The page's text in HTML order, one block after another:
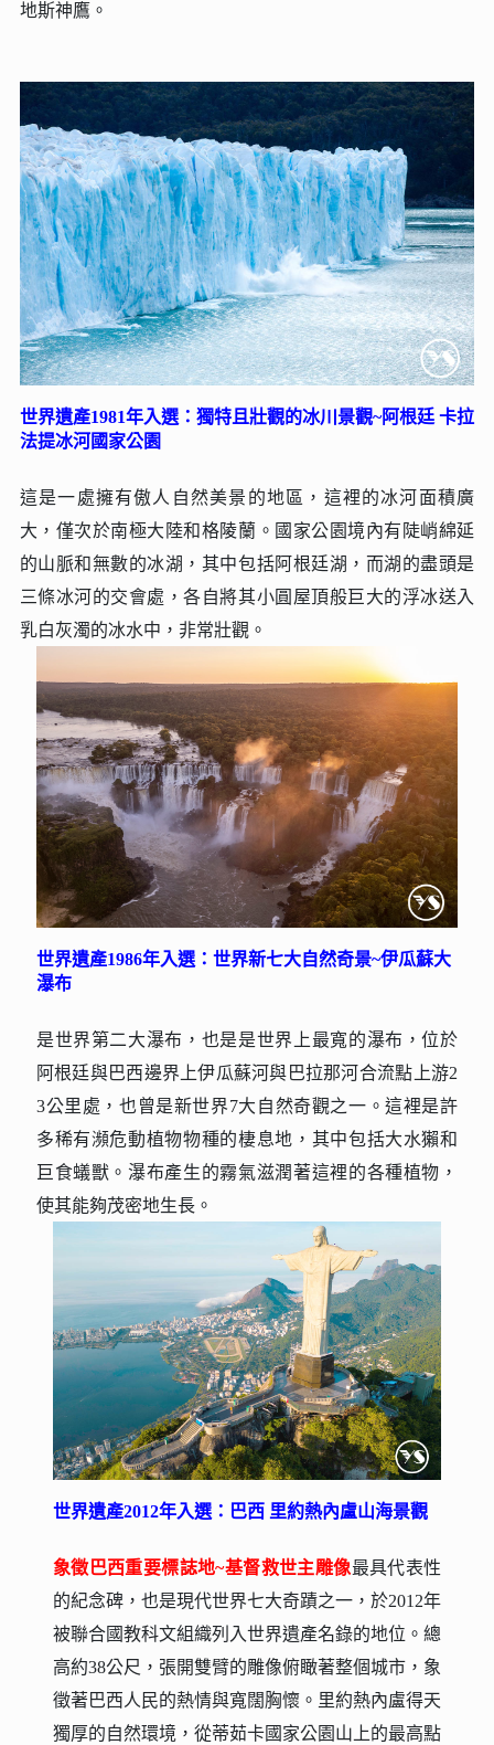
地斯神鷹。
世界遺產1981年入選：獨特且壯觀的冰川景觀~阿根廷 卡拉
法提冰河國家公園
這是一處擁有傲人自然美景的地區，這裡的冰河面積廣
大，僅次於南極大陸和格陵蘭。國家公園境內有陡峭綿延
的山脈和無數的冰湖，其中包括阿根廷湖，而湖的盡頭是
三條冰河的交會處，各自將其小圓屋頂般巨大的浮冰送入
乳白灰濁的冰水中，非常壯觀。
世界遺產1986年入選：世界新七大自然奇景~伊瓜蘇大
瀑布
是世界第二大瀑布，也是是世界上最寬的瀑布，位於
阿根廷與巴西邊界上伊瓜蘇河與巴拉那河合流點上游2
3公里處，也曾是新世界7大自然奇觀之一。這裡是許
多稀有瀕危動植物物種的棲息地，其中包括大水獺和
巨食蟻獸。瀑布產生的霧氣滋潤著這裡的各種植物，
使其能夠茂密地生長。
世界遺產2012年入選：巴西 里約熱內盧山海景觀
象徵巴西重要標誌地~基督救世主雕像最具代表性
的紀念碑，也是現代世界七大奇蹟之一，於2012年
被聯合國教科文組織列入世界遺產名錄的地位。總
高約38公尺，張開雙臂的雕像俯瞰著整個城市，象
徵著巴西人民的熱情與寬闊胸懷。里約熱內盧得天
獨厚的自然環境，從蒂茹卡國家公園山上的最高點